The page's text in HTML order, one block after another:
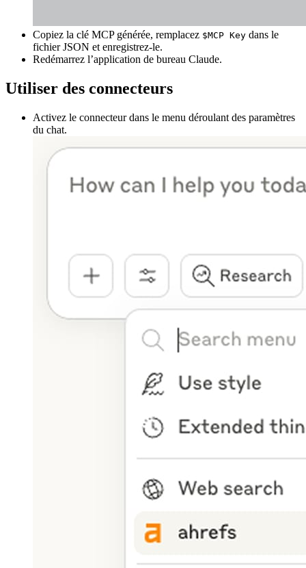
Copiez la clé MCP générée, remplacez $MCP Key dans le
fichier JSON et enregistrez-le.
Redémarrez l’application de bureau Claude.
Utiliser des connecteurs
Activez le connecteur dans le menu déroulant des paramètres
du chat.